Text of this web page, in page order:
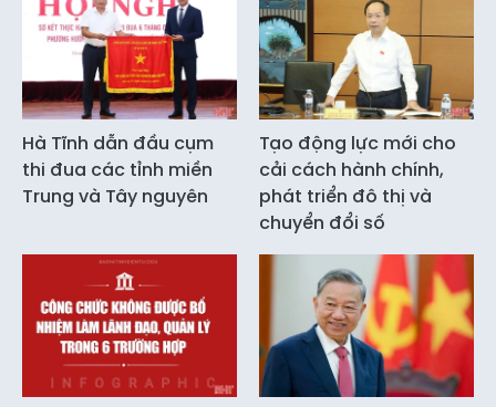
Hà Tĩnh dẫn đầu cụm
thi đua các tỉnh miền
Trung và Tây nguyên
Tạo động lực mới cho
cải cách hành chính,
phát triển đô thị và
chuyển đổi số